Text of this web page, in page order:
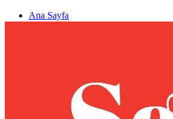
Ana Sayfa